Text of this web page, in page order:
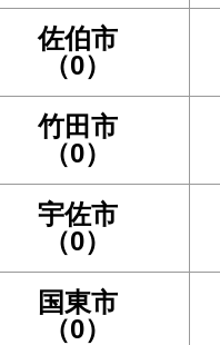
佐伯市
（0）
竹田市
（0）
宇佐市
（0）
国東市
（0）